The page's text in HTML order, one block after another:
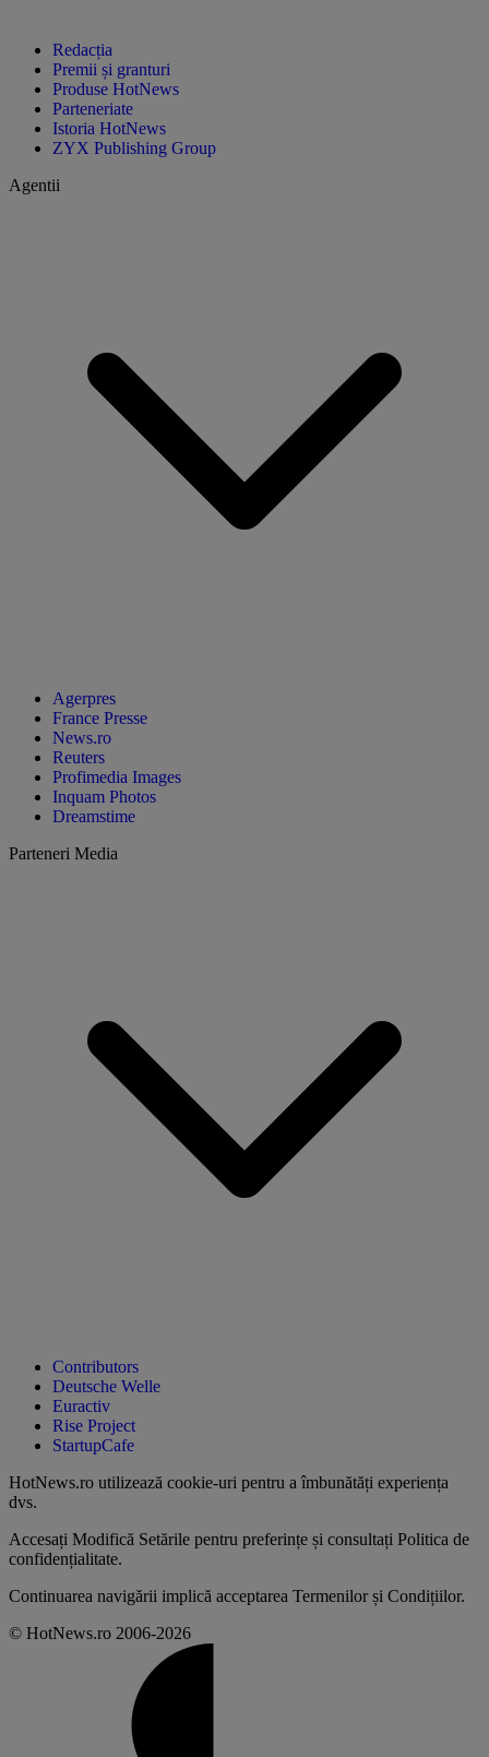
Redacția
Premii și granturi
Produse HotNews
Parteneriate
Istoria HotNews
ZYX Publishing Group
Agentii
Agerpres
France Presse
News.ro
Reuters
Profimedia Images
Inquam Photos
Dreamstime
Parteneri Media
Contributors
Deutsche Welle
Euractiv
Rise Project
StartupCafe
HotNews.ro utilizează cookie-uri pentru a îmbunătăți experiența
dvs.
Accesați Modifică Setările pentru preferințe și consultați Politica de
confidențialitate.
Continuarea navigării implică acceptarea Termenilor și Condițiilor.
© HotNews.ro 2006-2026